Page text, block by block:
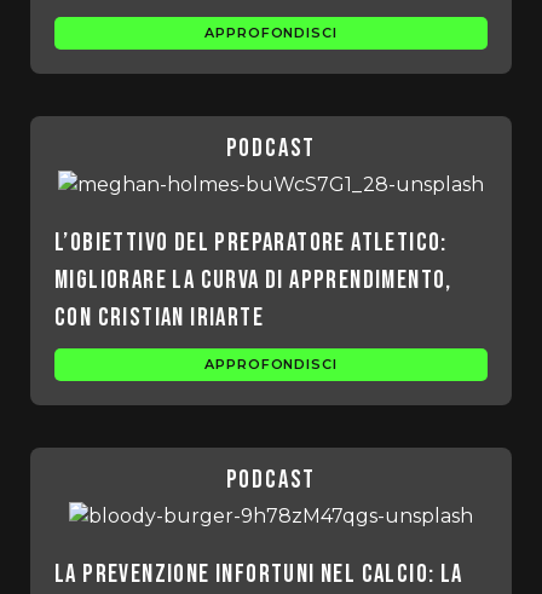
APPROFONDISCI
podcast
L’obiettivo del preparatore atletico:
migliorare la curva di apprendimento,
con Cristian Iriarte
APPROFONDISCI
podcast
La prevenzione infortuni nel calcio: la